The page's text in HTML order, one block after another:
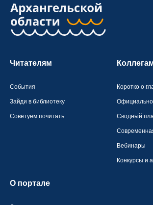
Читателям
События
Зайди в библиотеку
Советуем почитать
Коротко о
Официально
Сводный
Вебинары
Конкурсы и
О портале
Я согласен на обработку
Зарегистрироваться